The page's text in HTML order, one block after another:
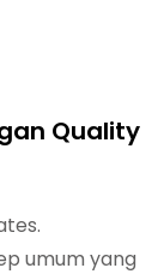
Quality
umum yang